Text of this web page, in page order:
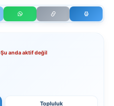
Şu anda aktif değil
Topluluk